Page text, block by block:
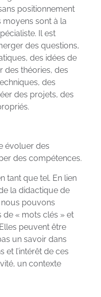
positionnement
sont à la
Il est
des questions,
des idées de
des théories, des
des
des projets, des
évoluer des
des compétences.
tant que tel. En lien
la didactique de
pouvons
de « mots clés » et
peuvent être
un savoir dans
et l’intérêt de ces
un contexte